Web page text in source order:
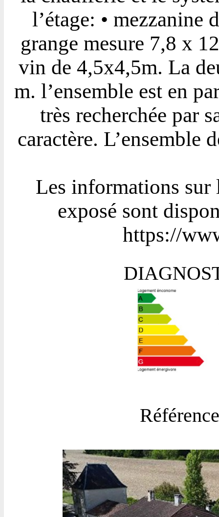
l’étage: • mezzanine
grange mesure 7,8 x
vin de 4,5x4,5m. La
m. l’ensemble est en
très recherchée par
caractère. L’ensemble
Les informations sur
exposé sont
https://